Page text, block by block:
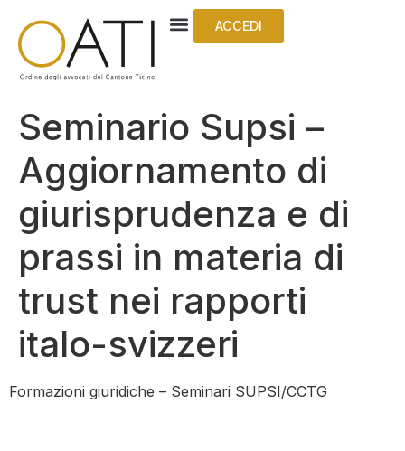
ACCEDI
Seminario Supsi –
Aggiornamento di
giurisprudenza e di
prassi in materia di
trust nei rapporti
italo-svizzeri
Formazioni giuridiche – Seminari SUPSI/CCTG